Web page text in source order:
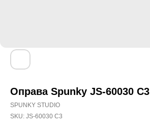
Оправа Spunky JS-60030 C3
SPUNKY STUDIO
SKU: JS-60030 C3